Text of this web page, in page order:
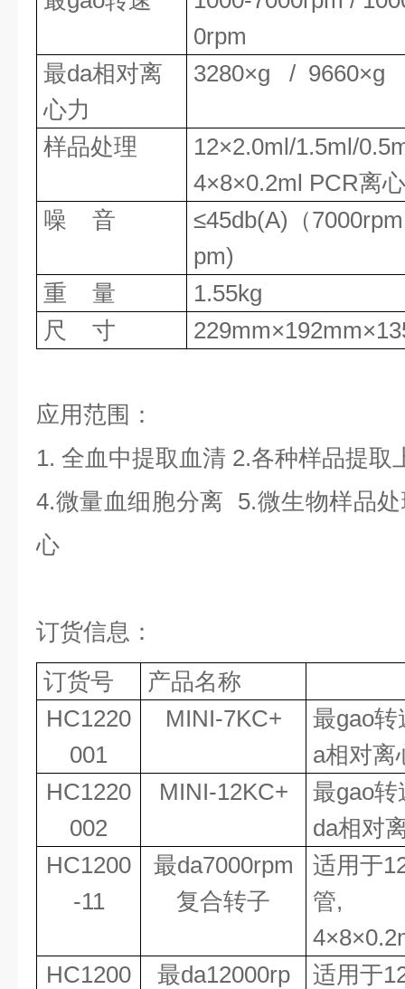
0rpm
最da相对离
心力
3280×g / 9660×g
样品处理 12×2.0ml/1.5ml/
4×8×0.2ml PCR离
噪
音 ≤45db(A) （7000rpm
pm)
重
量 1.55kg
尺
寸 229mm×192mm×1
应用范围 ：
1. 全血中提取血清 2.各种样品提取
4.微量血细胞分离 5.微生物样品
心
订货信息：
订货号
产品名称
HC1220
001
MINI-7KC+
最gao转
a相对离
HC1220
002
MINI-12KC+ 最gao转
da相对
HC1200
-11
最da7000rpm
复合转子
适用于
管,
4×8×
HC1200
最da12000rp
适用于